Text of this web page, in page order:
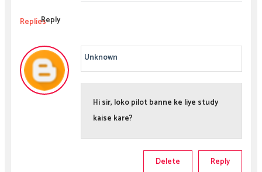
RepliesReply
Unknown
Hi sir, loko pilot banne ke liye study
kaise kare?
Reply
Delete